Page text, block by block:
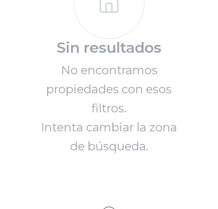
Sin resultados
No encontramos
propiedades con esos
filtros.
Intenta cambiar la zona
de búsqueda.